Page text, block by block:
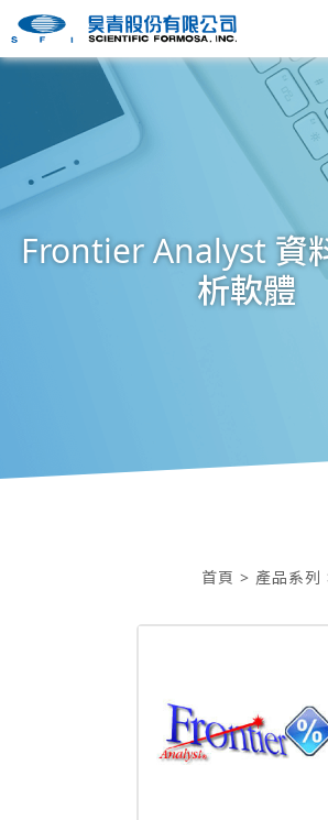
Frontier Analyst 資
析軟體
首頁 > 產品系列